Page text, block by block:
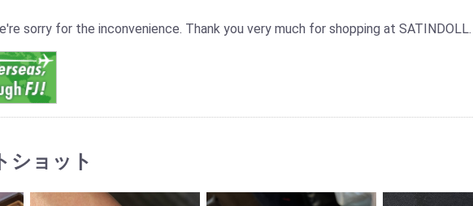
sorry for the inconvenience. Thank you very much for shopping at SATINDOLL.
ショット